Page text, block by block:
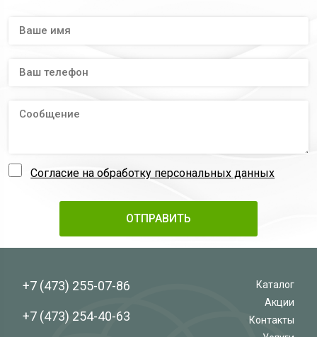
Согласие на обработку персональных данных
+7 (473) 255-07-86
+7 (473) 254-40-63
Каталог
Акции
Контакты